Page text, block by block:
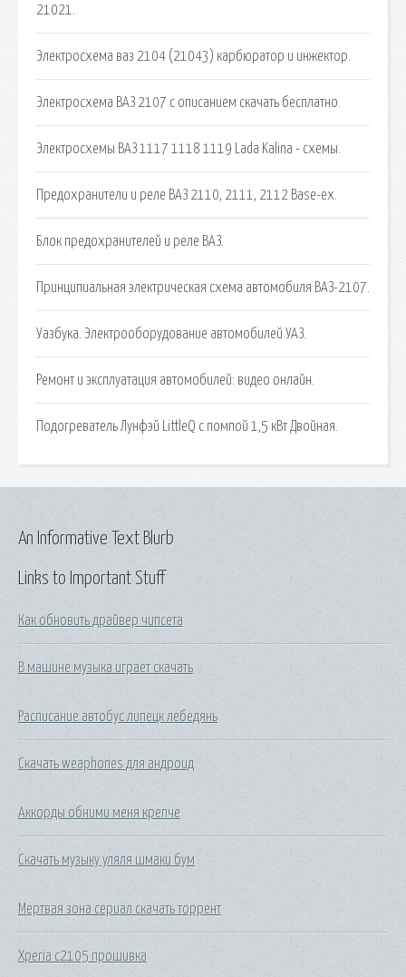
21021.
Электросхема ваз 2104 (21043) карбюратор и инжектор.
Электросхема ВАЗ 2107 c описанием скачать бесплатно.
Электросхемы ВАЗ 1117 1118 1119 Lada Kalina - схемы.
Предохранители и реле ВАЗ 2110, 2111, 2112 Base-ex.
Блок предохранителей и реле ВАЗ.
Принципиальная электрическая схема автомобиля ВАЗ-2107.
Уазбука. Электрооборудование автомобилей УАЗ.
Ремонт и эксплуатация автомобилей: видео онлайн.
Подогреватель Лунфэй LittleQ с помпой 1,5 кВт Двойная.
Links to Important Stuff
Как обновить драйвер чипсета
В машине музыка играет скачать
Расписание автобус липецк лебедянь
Скачать weaphones для андроид
Аккорды обними меня крепче
Скачать музыку уляля шмаки бум
Мертвая зона сериал скачать торрент
Xperia c2105 прошивка
An Informative Text Blurb